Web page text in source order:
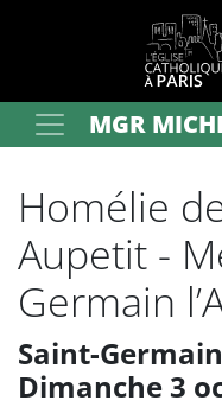
Votre recherche
MGR
Homélie
Aupetit -
Germain
Saint-
Dimanche 3
Panneau de gestion des